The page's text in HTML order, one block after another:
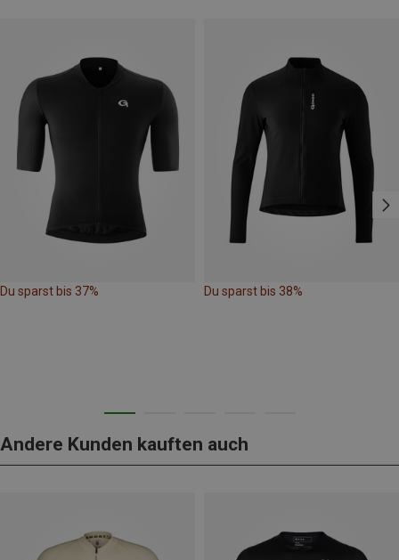
Du sparst bis 37% Du sparst bis 38%
Andere Kunden kauften auch